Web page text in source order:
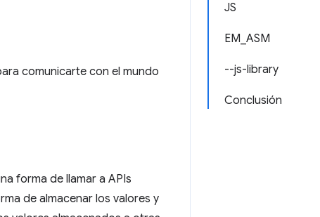
JS
EM_ASM
--js-library
Conclusión
comunicarte con el mundo
forma de llamar a APIs
de almacenar los valores y